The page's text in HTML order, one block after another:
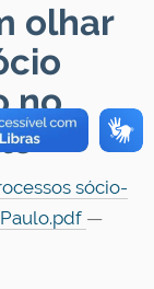
olhar
no
sócio-
—